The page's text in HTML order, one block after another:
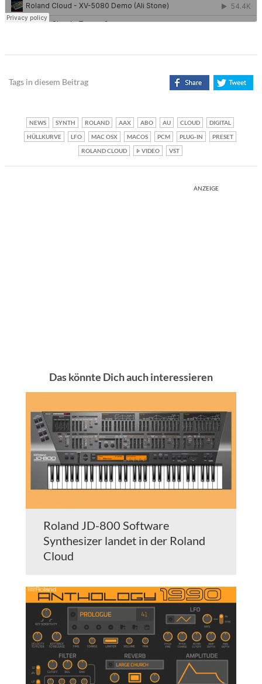
Tags in diesem Beitrag
NEWS SYNTH ROLAND AAX ABO AU CLOUD
DIGITAL
HÜLLKURVE
LFO MAC OSX MACOS PCM PLUG-IN
PRESET
ROLAND CLOUD
VIDEO VST
ANZEIGE
Das könnte Dich auch interessieren
Roland JD-800 Software
Synthesizer landet in der Roland
Cloud